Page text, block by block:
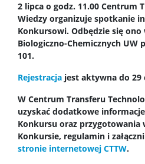
Repozytorium „Dane
Baza publikacji
Nasze osiągnięcia
2 lipca o godz. 11.00 Centrum
Wiedzy organizuje spotkanie
Konkursowi. Odbędzie się
Biologiczno-Chemicznych UW
101.
Rejestracja jest aktywna do 29
W Centrum Transferu
uzyskać dodatkowe
Konkursu oraz przygotowania
Konkursie, regulamin i
stronie internetowej CTTW.